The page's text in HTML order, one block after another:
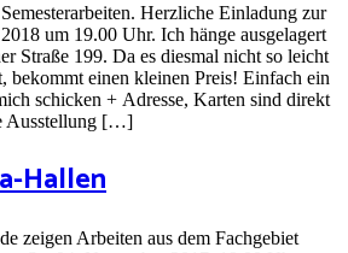
Herzliche Einladung zur
um 19.00 Uhr. Ich hänge ausgelagert
Straße 199. Da es diesmal nicht so leicht
bekommt einen kleinen Preis! Einfach ein
schicken + Adresse, Karten sind direkt
Ausstellung […]
Hallen
zeigen Arbeiten aus dem Fachgebiet